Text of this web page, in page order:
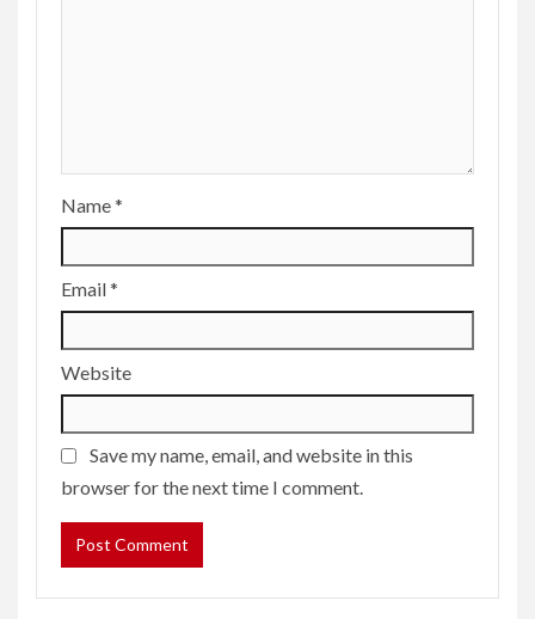
Name*
Email*
Website
Save my name, email, and website in this
browser for the next time I comment.